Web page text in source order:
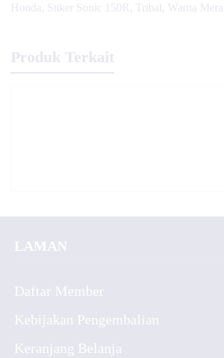
Honda
Stiker Sonic 150R Tribal Warna
Produk Terkait
LAMAN
Daftar Member
Kebijakan Pengembalian
Keranjang Belanja